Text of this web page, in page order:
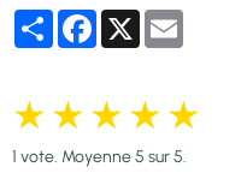
PartagerFacebook
X
★★★★★
1 vote. Moyenne5 sur 5.